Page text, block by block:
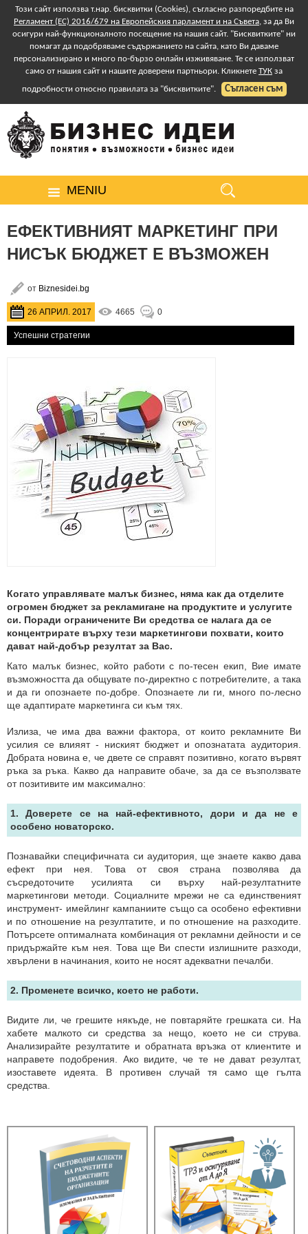
Този сайт използва т.нар. бисквитки (Cookies), съгласно разпоредбите на
Регламент (ЕС) 2016/679 на Европейския парламент и на Съвета, за да Ви
осигури най-функционалното посещение на нашия сайт. "Бисквитките" ни
помагат да подобряваме съдържанието на сайта, като Ви даваме
персонализирано и много по-бързо онлайн изживяване. Те се използват
само от нашия сайт и нашите доверени партньори. Кликнете ТУК за
подробности относно правилата за "бисквитките".
Съгласен съм
MENIU
ЕФЕКТИВНИЯТ МАРКЕТИНГ ПРИ
НИСЪК БЮДЖЕТ Е ВЪЗМОЖЕН
от Biznesidei.bg
4665 0
26 АПРИЛ. 2017
Успешни стратегии
Когато управлявате малък бизнес, няма как да отделите
огромен бюджет за рекламиrане на продуктите и услугите
си. Поради ограничените Ви средства се налага да се
концентрирате върху тези маркетингови похвати, които
дават най-добър резултат за Вас.
Като малък бизнес, който работи с по-тесен екип, Вие имате
възможността да общувате по-директно с потребителите, а така
и да ги опознаете по-добре. Опознаете ли ги, много по-лесно
ще адаптирате маркетинга си към тях.
Излиза, че има два важни фактора, от които рекламните Ви
усилия се влияят - ниският бюджет и опознатата аудитория.
Добрата новина е, че двете се справят позитивно, когато вървят
ръка за ръка. Какво да направите обаче, за да се възползвате
от позитивите им максимално:
1. Доверете се на най-ефективното, дори и да не е
особено новаторско.
Познавайки специфичната си аудитория, ще знаете какво дава
ефект при нея. Това от своя страна позволява да
съсредоточите усилията си върху най-резултатните
маркетингови методи. Социалните мрежи не са единственият
инструмент- имейлинг кампаниите също са особено ефективни
и по отношение на резултатите, и по отношение на разходите.
Потърсете оптималната комбинация от рекламни дейности и се
придържайте към нея. Това ще Ви спести излишните разходи,
хвърлени в начинания, които не носят адекватни печалби.
2. Променете всичко, което не работи.
Видите ли, че грешите някъде, не повтаряйте грешката си. На
хабете малкото си средства за нещо, което не си струва.
Анализирайте резултатите и обратната връзка от клиентите и
направете подобрения. Ако видите, че те не дават резултат,
изоставете идеята. В противен случай тя само ще гълта
средства.